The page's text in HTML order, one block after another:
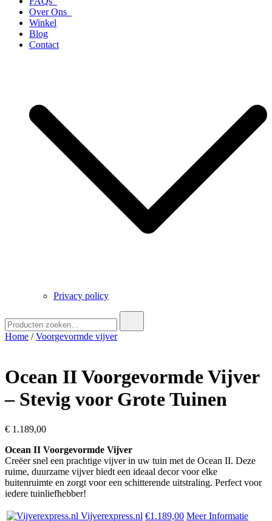
Over Ons
Winkel
Blog
Contact
Privacy policy
naar:
Home /Voorgevormde vijver
Ocean II Voorgevormde Vijver
– Stevig voor Grote Tuinen
€ 1.189,00
Ocean II Voorgevormde Vijver
Creëer snel een prachtige vijver in uw tuin met de Ocean II. Deze
ruime, duurzame vijver biedt een ideaal decor voor elke
buitenruimte en zorgt voor een schitterende uitstraling. Perfect voor
iedere tuinliefhebber!
Vijverexpress.nl €1.189,00 Meer Informatie